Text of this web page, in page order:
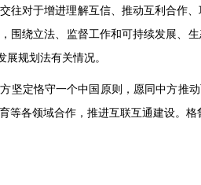
往对于增进理解互信、推动互利合作
围绕立法、监督工作和可持续发展、
展规划法有关情况。
坚定恪守一个中国原则，愿同中方推
等各领域合作，推进互联互通建设。